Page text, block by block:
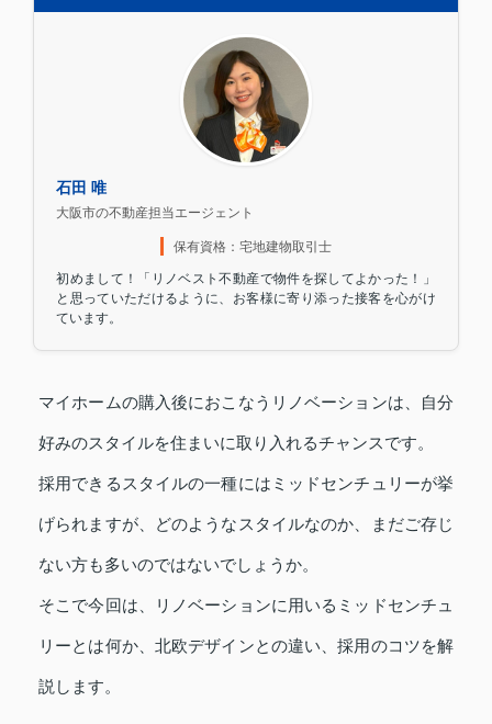
石田 唯
大阪市の不動産担当エージェント
保有資格：宅地建物取引士
初めまして！「リノベスト不動産で物件を探してよかった！」
と思っていただけるように、お客様に寄り添った接客を心がけ
ています。
マイホームの購入後におこなうリノベーションは、自分
好みのスタイルを住まいに取り入れるチャンスです。
採用できるスタイルの一種にはミッドセンチュリーが挙
げられますが、どのようなスタイルなのか、まだご存じ
ない方も多いのではないでしょうか。
そこで今回は、リノベーションに用いるミッドセンチュ
リーとは何か、北欧デザインとの違い、採用のコツを解
説します。